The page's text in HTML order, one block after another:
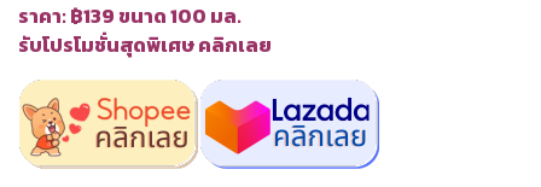
ราคา: ฿139 ขนาด 100 มล.
รับโปรโมชั่นสุดพิเศษ คลิกเลย